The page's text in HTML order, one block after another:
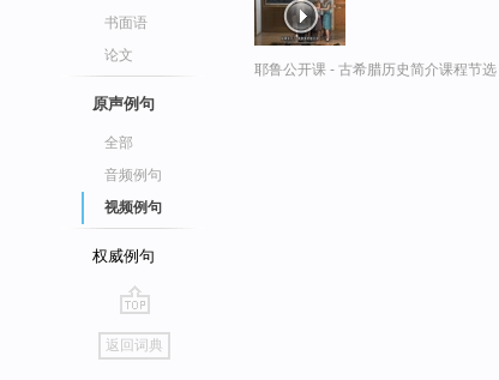
书面语
论文
原声例句
全部
音频例句
视频例句
权威例句
go
top
返回词典
耶鲁公开课 - 古希腊历史简介课程节选